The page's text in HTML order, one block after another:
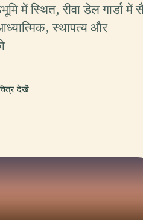
में स्थित, रीवा डेल गार्डा में
स्थापत्य और
देखें